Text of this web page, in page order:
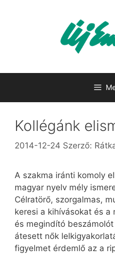
Kollégánk
2014-12-24 Szerző:
A szakma iránti komoly
magyar nyelv mély
Célratörő, szorgalmas,
keresi a kihívásokat és a
és megindító
átesett nők
figyelmet érdemlő az a